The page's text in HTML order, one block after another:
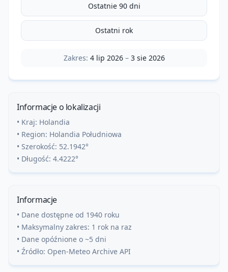
Ostatnie 90 dni
Ostatni rok
Zakres: 4 lip 2026– 3 sie 2026
Informacje o lokalizacji
• Kraj: Holandia
• Region: Holandia Południowa
• Szerokość: 52.1942°
• Długość: 4.4222°
Informacje
• Dane dostępne od 1940 roku
• Maksymalny zakres: 1 rok na raz
• Dane opóźnione o ~5 dni
• Źródło: Open-Meteo Archive API